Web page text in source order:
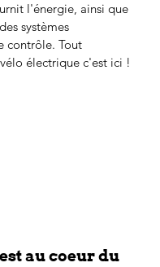
l'énergie, ainsi que
systèmes
contrôle. Tout
électrique c'est ici !
au coeur du